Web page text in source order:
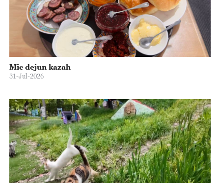
Mic dejun kazah
31-Jul-2026